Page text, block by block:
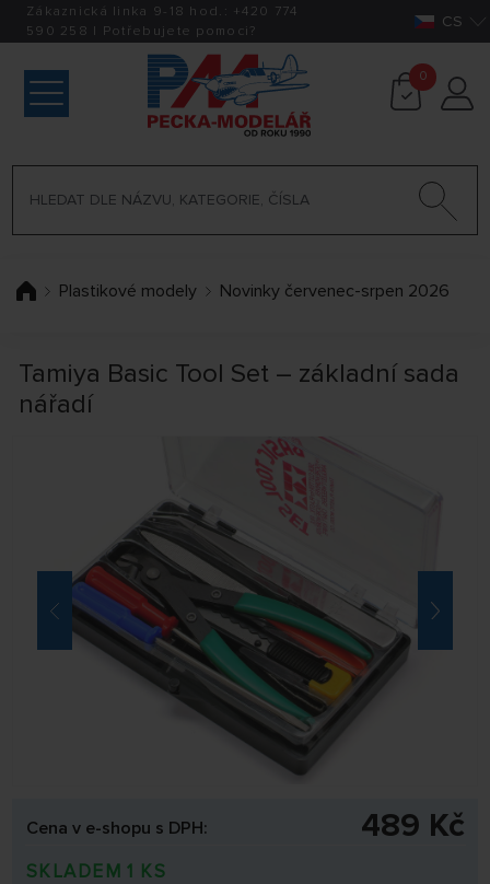
Zákaznická linka 9-18 hod.: +420 774
590 258 | Potřebujete pomoci? CS
0
Plastikové modely Novinky červenec-srpen 2026
Tamiya Basic Tool Set – základní sada
nářadí
Cena v e-shopu s DPH: 489 Kč
SKLADEM 1 KS